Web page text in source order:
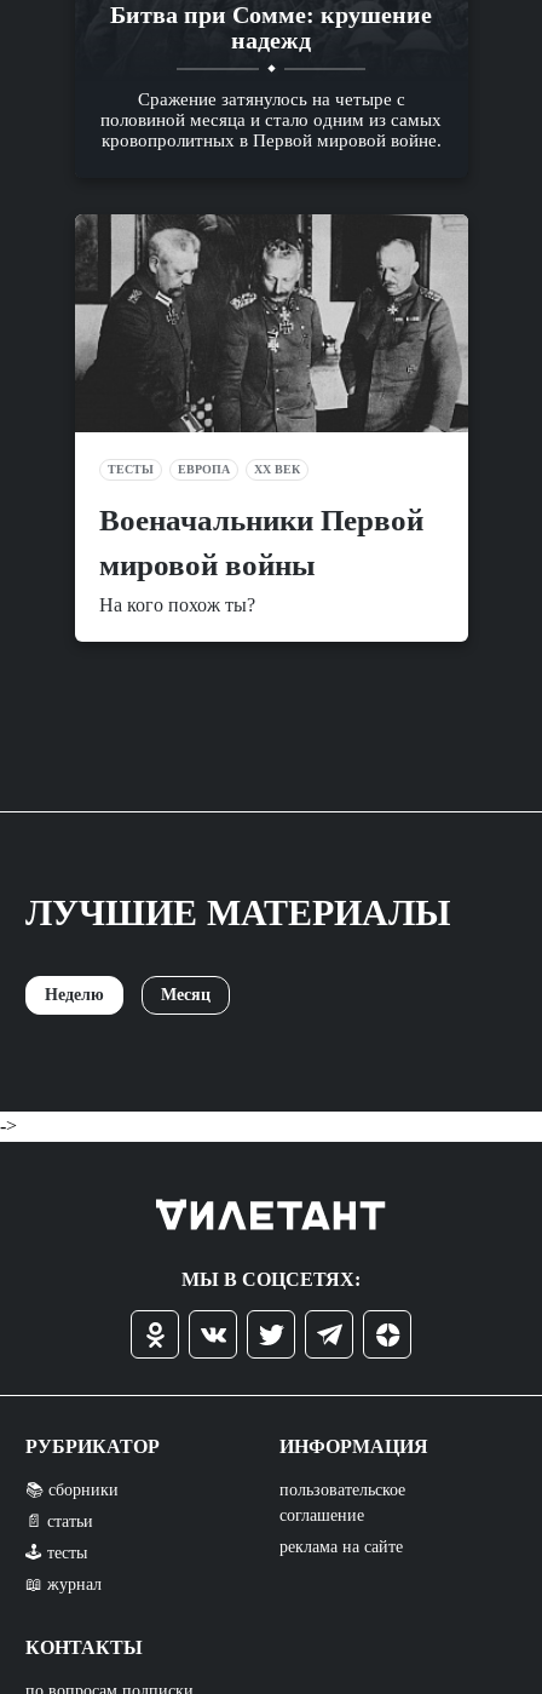
Битва при Сомме: крушение
надежд
Сражение затянулось на четыре с
половиной месяца и стало одним из самых
кровопролитных в Первой мировой войне.
ТЕСТЫ ЕВРОПА XX ВЕК
Военачальники Первой
мировой войны
На кого похож ты?
ЛУЧШИЕ МАТЕРИАЛЫ
Неделю Месяц
->
МЫ В СОЦСЕТЯХ:
РУБРИКАТОР
📚 сборники
📄 статьи
🕹️ тесты
📖 журнал
КОНТАКТЫ
ИНФОРМАЦИЯ
пользовательское
соглашение
реклама на сайте